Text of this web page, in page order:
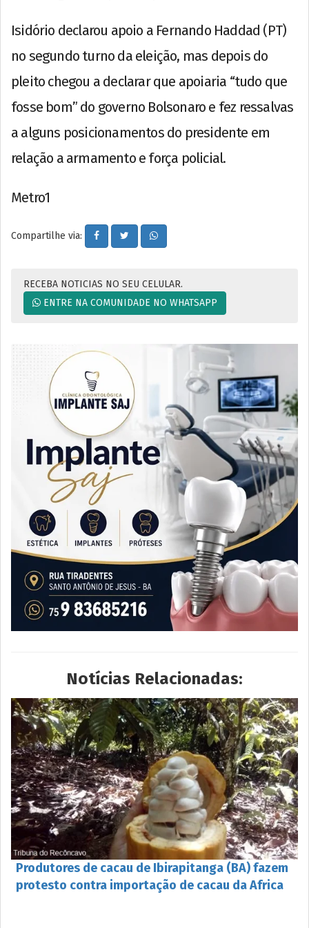
Isidório declarou apoio a Fernando Haddad (PT)
no segundo turno da eleição, mas depois do
pleito chegou a declarar que apoiaria “tudo que
fosse bom” do governo Bolsonaro e fez ressalvas
a alguns posicionamentos do presidente em
relação a armamento e força policial.
Metro1
Compartilhe via:
RECEBA NOTICIAS NO SEU CELULAR.
ENTRE NA COMUNIDADE NO WHATSAPP
Notícias Relacionadas:
Produtores de cacau de Ibirapitanga (BA) fazem
protesto contra importação de cacau da Africa